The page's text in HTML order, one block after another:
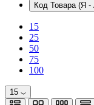
Код Товара (Я -
15
25
50
75
100
15